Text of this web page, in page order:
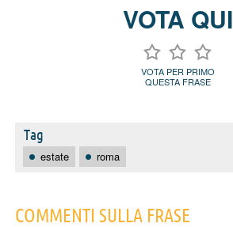
VOTA QUI
VOTA PER PRIMO
QUESTA FRASE
Tag
estate roma
COMMENTI SULLA FRASE